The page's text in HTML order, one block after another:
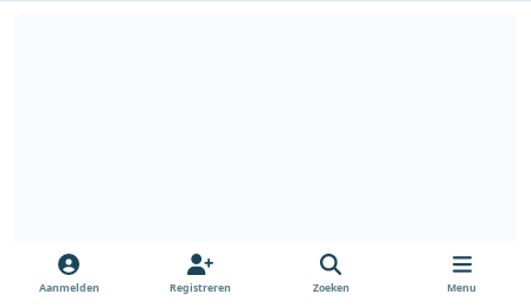
Aanmelden Registreren Zoeken Menu